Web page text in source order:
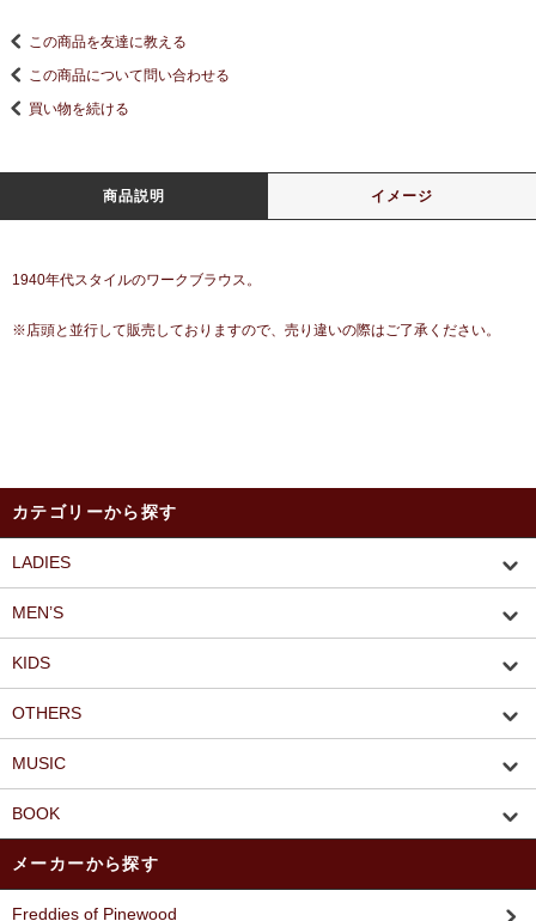
この商品を友達に教える
この商品について問い合わせる
買い物を続ける
商品説明 イメージ
1940年代スタイルのワークブラウス。
※店頭と並行して販売しておりますので、売り違いの際はご了承ください。
カテゴリーから探す
LADIES
MEN’S
KIDS
OTHERS
MUSIC
BOOK
メーカーから探す
Freddies of Pinewood